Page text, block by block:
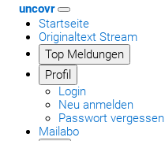
uncovr
Startseite
Originaltext Stream
Top Meldungen
Profil
Login
Neu anmelden
Passwort vergessen
Mailabo